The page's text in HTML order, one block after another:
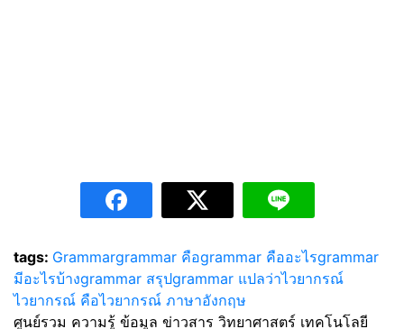
tags: Grammargrammar คือgrammar คืออะไรgrammar
มีอะไรบ้างgrammar สรุปgrammar แปลว่าไวยากรณ์
ไวยากรณ์ คือไวยากรณ์ ภาษาอังกฤษ
ศูนย์รวม ความรู้ ข้อมูล ข่าวสาร วิทยาศาสตร์ เทคโนโลยี